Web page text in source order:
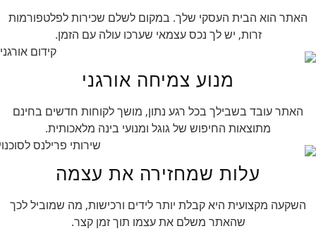
האתר הוא הבית העסקי שלך. במקום לשלם שכירות לפלטפורמות
זרות, יש לך נכס עצמאי שערכו עולה עם הזמן.
מנוע צמיחה אורגני
האתר עובד בשבילך בכל רגע נתון, מושך לקוחות חדשים בחינם
מתוצאות החיפוש של גוגל ומנועי בינה מלאכותית.
עלות שמחזירה את עצמה
השקעה מקצועית היא קבלת יותר לידים ורכישות, מה שמוביל לכך
שהאתר משלם את עצמו תוך זמן קצר.